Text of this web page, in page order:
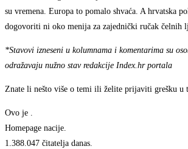
su vremena. Europa to pomalo shvaća. A hrvatska
dogovoriti ni oko menija za zajednički ručak čelnih
*Stavovi izneseni u kolumnama i komentarima su
odražavaju nužno stav redakcije Index.hr portala
Znate li nešto više o temi ili želite prijaviti grešku u
Ovo je .
Homepage nacije.
1.388.047 čitatelja danas.